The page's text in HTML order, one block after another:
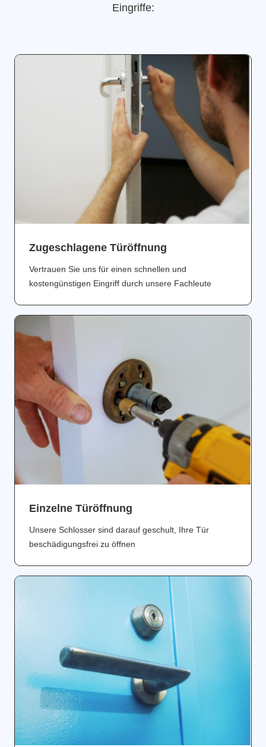
Eingriffe:
Zugeschlagene Türöffnung
Vertrauen Sie uns für einen schnellen und
kostengünstigen Eingriff durch unsere Fachleute
Einzelne Türöffnung
Unsere Schlosser sind darauf geschult, Ihre Tür
beschädigungsfrei zu öffnen